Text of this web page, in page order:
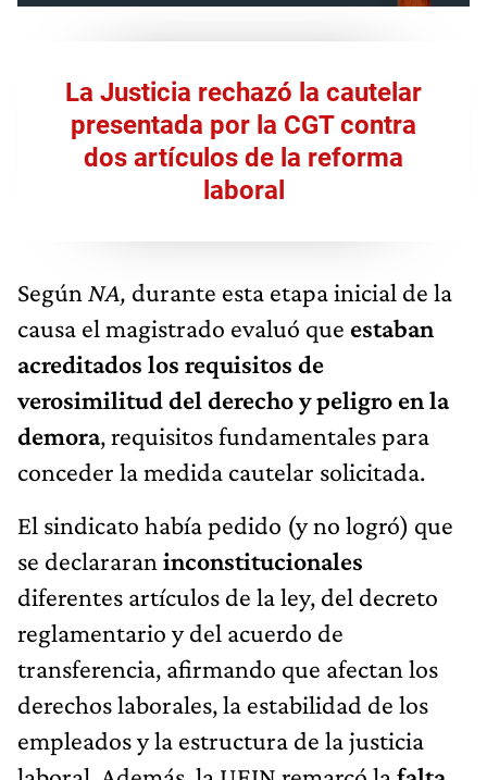
La Justicia rechazó la cautelar
presentada por la CGT contra
dos artículos de la reforma
laboral
Según NA, durante esta etapa inicial de la
causa el magistrado evaluó que estaban
acreditados los requisitos de
verosimilitud del derecho y peligro en la
demora, requisitos fundamentales para
conceder la medida cautelar solicitada.
El sindicato había pedido (y no logró) que
se declararan inconstitucionales
diferentes artículos de la ley, del decreto
reglamentario y del acuerdo de
transferencia, afirmando que afectan los
derechos laborales, la estabilidad de los
empleados y la estructura de la justicia